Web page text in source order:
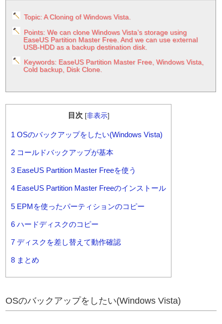
Topic: A Cloning of Windows Vista.
Points: We can clone Windows Vista’s storage using
EaseUS Partition Master Free. And we can use external
USB-HDD as a backup destination disk.
Keywords: EaseUS Partition Master Free, Windows Vista,
Cold backup, Disk Clone.
目次 [非表示]
1 OSのバックアップをしたい(Windows Vista)
2 コールドバックアップが基本
3 EaseUS Partition Master Freeを使う
4 EaseUS Partition Master Freeのインストール
5 EPMを使ったパーティションのコピー
6 ハードディスクのコピー
7 ディスクを差し替えて動作確認
8 まとめ
OSのバックアップをしたい(Windows Vista)